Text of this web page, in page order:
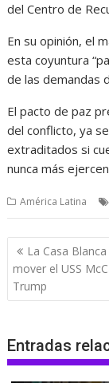
del Centro de
En su opinión, el
esta coyuntura
de las demandas
El pacto de paz
del conflicto, ya
extraditados si
nunca más
América Latina
Navegación
de
entradas
La Casa
mover el USS
Trump
Entradas